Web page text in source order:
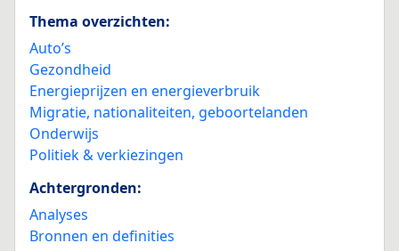
Thema overzichten:
Auto’s
Gezondheid
Energieprijzen en energieverbruik
Migratie, nationaliteiten, geboortelanden
Onderwijs
Politiek & verkiezingen
Achtergronden:
Analyses
Bronnen en definities